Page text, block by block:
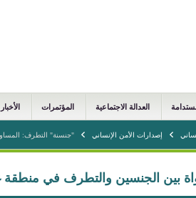
العدالة الاجتماعية المؤتمرات الأخبار
إصدارات الأمن الإنساني "جنسنة" التطرف:
بين الجنسين والتطرف في منطقة